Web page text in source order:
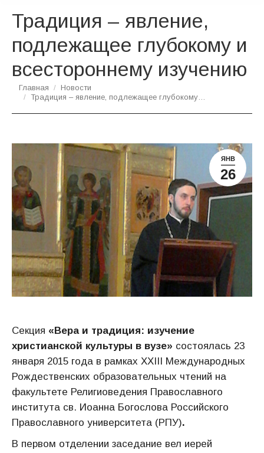
Традиция – явление,
подлежащее глубокому и
всестороннему изучению
Вы здесь:
Главная
Новости
Традиция – явление, подлежащее глубокому…
ЯНВ
26
Секция «Вера и традиция: изучение
христианской культуры в вузе» состоялась 23
января 2015 года в рамках XXIII Международных
Рождественских образовательных чтений на
факультете Религиоведения Православного
института св. Иоанна Богослова Российского
Православного университета (РПУ).
В первом отделении заседание вел иерей